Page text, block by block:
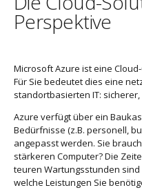
Perspektive
Microsoft Azure ist eine
Für Sie bedeutet dies eine
standortbasierten IT:
Azure verfügt über ein
Bedürfnisse (z.B. personell,
angepasst werden. Sie
stärkeren Computer? Die
teuren Wartungsstunden
welche Leistungen Sie